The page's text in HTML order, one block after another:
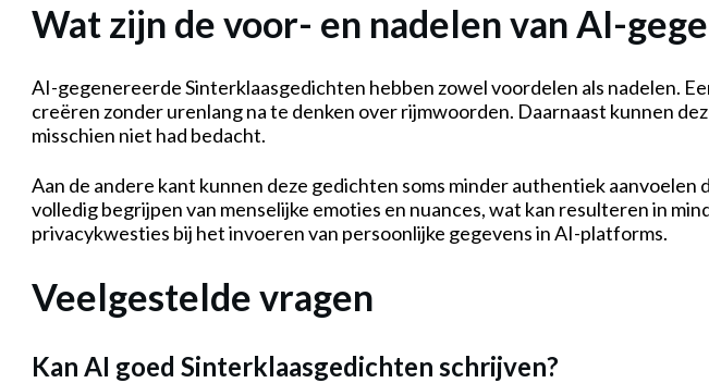
Wat zijn de voor- en nadelen van AI-
AI-gegenereerde Sinterklaasgedichten hebben zowel voordelen als nadelen.
creëren zonder urenlang na te denken over rijmwoorden. Daarnaast kunnen
misschien niet had bedacht.
Aan de andere kant kunnen deze gedichten soms minder authentiek
volledig begrijpen van menselijke emoties en nuances, wat kan resulteren in
privacykwesties bij het invoeren van persoonlijke gegevens in AI-platforms.
Veelgestelde vragen
Kan AI goed Sinterklaasgedichten schrijven?